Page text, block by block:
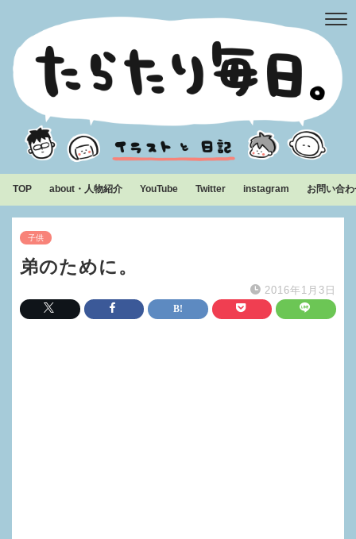
TOP about・人物紹介 YouTube Twitter instagram お問い合
子供
弟のために。
2016年1月3日